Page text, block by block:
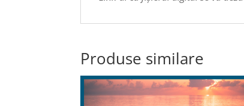
Produse similare